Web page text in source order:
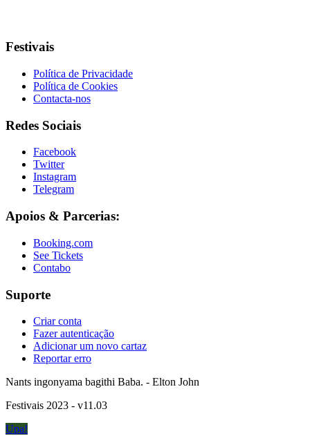
Festivais
Política de Privacidade
Política de Cookies
Contacta-nos
Redes Sociais
Facebook
Twitter
Instagram
Telegram
Apoios & Parcerias:
Booking.com
See Tickets
Contabo
Suporte
Criar conta
Fazer autenticação
Adicionar um novo cartaz
Reportar erro
Nants ingonyama bagithi Baba. - Elton John
Festivais 2023 - v11.03
Upa!